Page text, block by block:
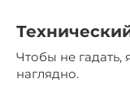
Чтобы не гадать,
наглядно.